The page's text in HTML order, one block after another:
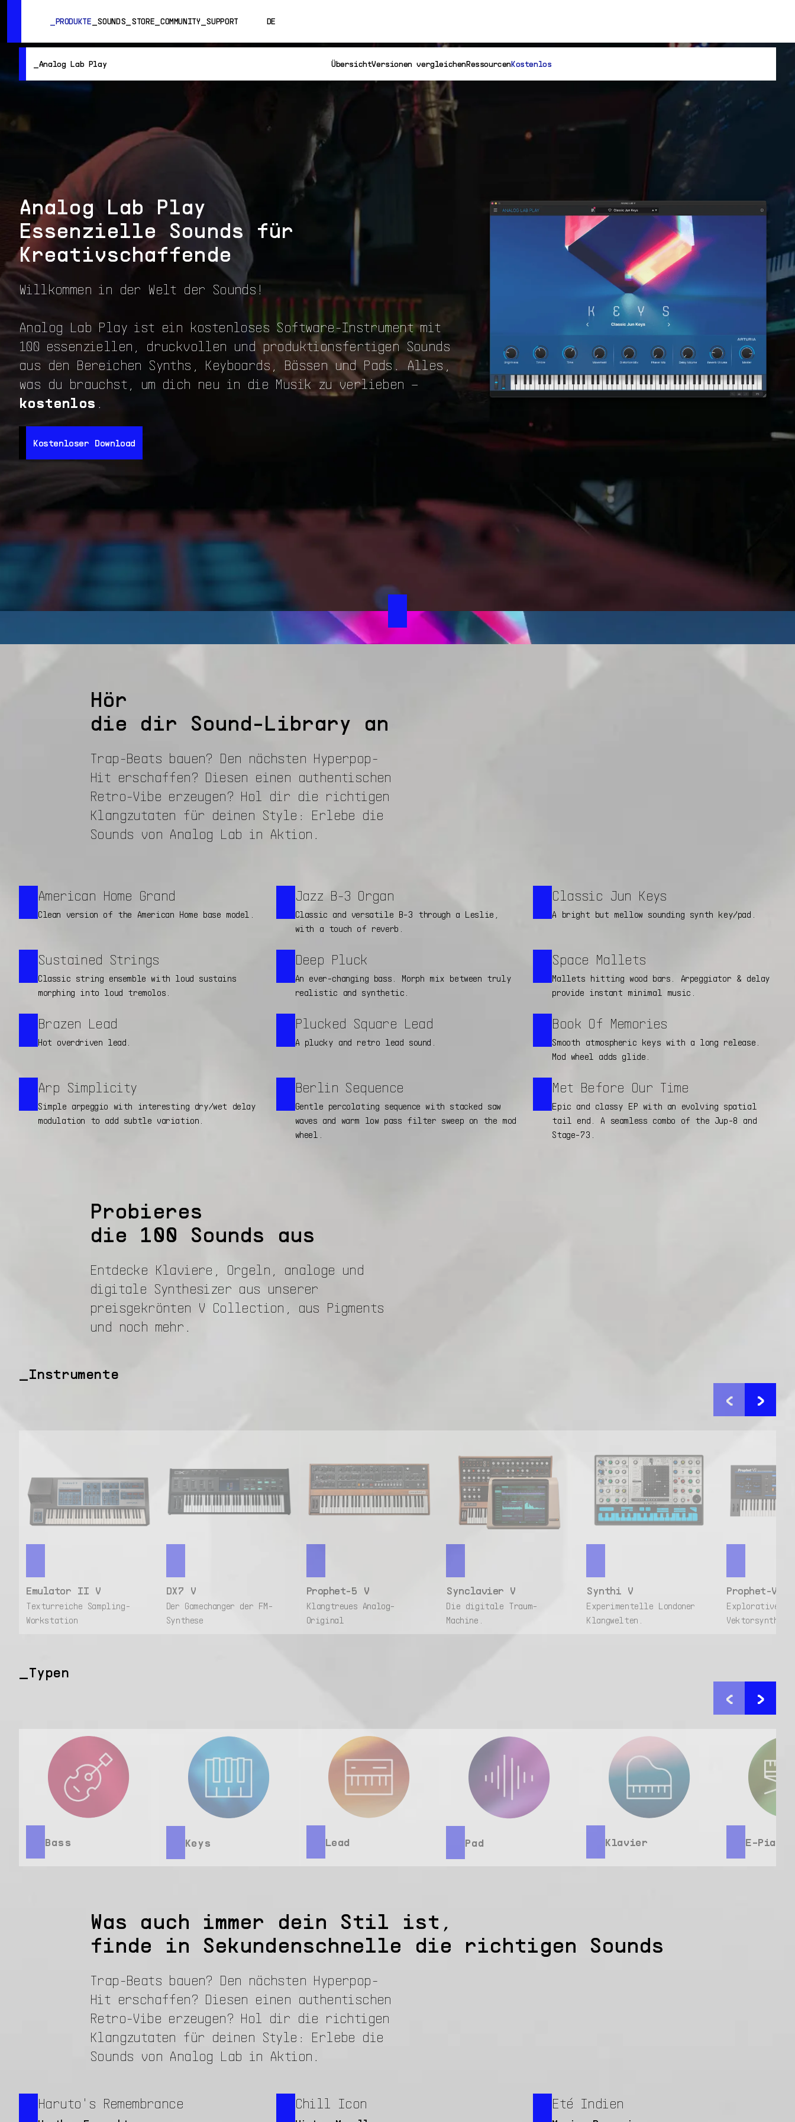
PRODUKTE SOUNDS STORE COMMUNITY SUPPORT DE
PRODUKTE
COMMUNITY
Analog Lab Play ÜbersichtVersionen vergleichenRessourcenKostenlos
Analog Lab Play
Essenzielle Sounds für
Kreativschaffende
Willkommen in der Welt der Sounds!
Analog Lab Play ist ein kostenloses Software-Instrument mit
100 essenziellen, druckvollen und produktionsfertigen Sounds
aus den Bereichen Synths, Keyboards, Bässen und Pads. Alles,
was du brauchst, um dich neu in die Musik zu verlieben –
kostenlos .
Kostenloser Download
Kostenloser Download
Hör
die dir Sound-Library an
Trap-Beats bauen? Den nächsten Hyperpop-
Hit erschaffen? Diesen einen authentischen
Retro-Vibe erzeugen? Hol dir die richtigen
Klangzutaten für deinen Style: Erlebe die
Sounds von Analog Lab in Aktion.
American Home Grand
Clean version of the American Home base model.
Jazz B-3 Organ
Classic and versatile B-3 through a Leslie,
with a touch of reverb.
Classic Jun Keys
A bright but mellow sounding synth key/pad.
Sustained Strings
Classic string ensemble with loud sustains
morphing into loud tremolos.
Deep Pluck
An ever-changing bass. Morph mix between truly
realistic and synthetic.
Space Mallets
Mallets hitting wood bars. Arpeggiator & delay
provide instant minimal music.
Brazen Lead
Hot overdriven lead.
Plucked Square Lead
A plucky and retro lead sound.
Book Of Memories
Smooth atmospheric keys with a long release.
Mod wheel adds glide.
Arp Simplicity
Simple arpeggio with interesting dry/wet delay
modulation to add subtle variation.
Berlin Sequence
Gentle percolating sequence with stacked saw
waves and warm low pass filter sweep on the mod
wheel.
Met Before Our Time
Epic and classy EP with an evolving spatial
tail end. A seamless combo of the Jup-8 and
Stage-73.
Probieres
die 100 Sounds aus
Entdecke Klaviere, Orgeln, analoge und
digitale Synthesizer aus unserer
preisgekrönten V Collection, aus Pigments
und noch mehr.
Instrumente
< >
Emulator II V
Texturreiche Sampling-
Workstation
DX7 V
Der Gamechanger der FM-
Synthese
Prophet-5 V
Klangtreues Analog-
Original
Synclavier V
Die digitale Traum-
Machine.
Synthi V
Experimentelle Londoner
Klangwelten.
Prophet-VS V
Explorativer
Typen
< >
Bass Keys Lead Pad Klavier E-Piano
Was auch immer dein Stil ist,
finde in Sekundenschnelle die richtigen Sounds
Trap-Beats bauen? Den nächsten Hyperpop-
Hit erschaffen? Diesen einen authentischen
Retro-Vibe erzeugen? Hol dir die richtigen
Klangzutaten für deinen Style: Erlebe die
Sounds von Analog Lab in Aktion.
Haruto's Remembrance Chill Icon Eté Indien